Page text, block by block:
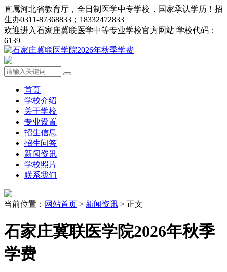
直属河北省教育厅，全日制医学中专学校，国家承认学历！招
生办0311-87368833；18332472833
欢迎进入石家庄冀联医学中等专业学校官方网站 学校代码：
6139
首页
学校介绍
关于学校
专业设置
招生信息
招生问答
新闻资讯
学校照片
联系我们
当前位置： 网站首页 > 新闻资讯 > 正文
石家庄冀联医学院2026年秋季
学费